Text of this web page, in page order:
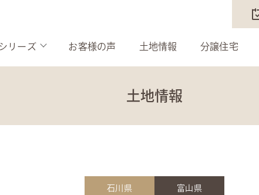
リーズ お客様の声 土地情報 分譲住宅
土地情報
石川県 富山県